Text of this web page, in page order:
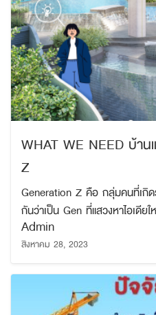
WHAT WE NEED บ้า
Z
Generation Z คือ กลุ่มคนที่เกิ
กันว่าเป็น Gen ที่แสวงหาไอเดีย
Admin
สิงหาคม 28, 2023